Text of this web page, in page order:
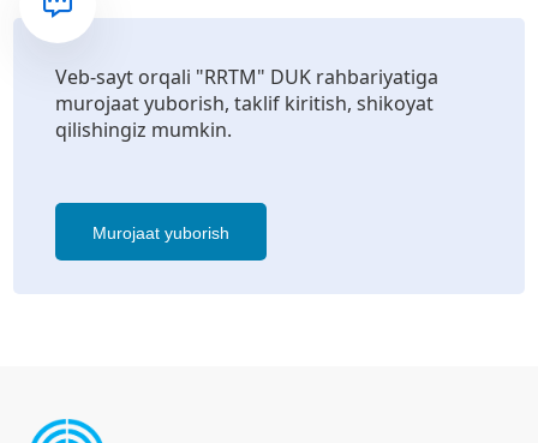
Veb-sayt orqali "RRTM" DUK rahbariyatiga
murojaat yuborish, taklif kiritish, shikoyat
qilishingiz mumkin.
Murojaat yuborish